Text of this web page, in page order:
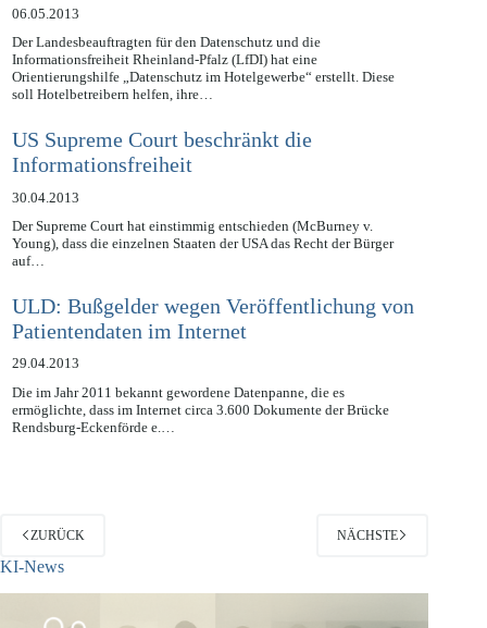
Hotelgewerbe“
06.05.2013
Der Landesbeauftragten für den Datenschutz und die
Informationsfreiheit Rheinland-Pfalz (LfDI) hat eine
Orientierungshilfe „Datenschutz im Hotelgewerbe“ erstellt. Diese
US Supreme Court beschränkt die
Informationsfreiheit
30.04.2013
Der Supreme Court hat einstimmig entschieden (McBurney v.
Young), dass die einzelnen Staaten der USA das Recht der Bürger
ULD: Bußgelder wegen Veröffentlichung von
Patientendaten im Internet
29.04.2013
Die im Jahr 2011 bekannt gewordene Datenpanne, die es
ermöglichte, dass im Internet circa 3.600 Dokumente der Brücke
ZURÜCK
KI-News